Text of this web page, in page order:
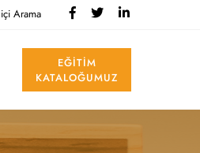
Arama
EĞITIM
KATALOĞUMUZ